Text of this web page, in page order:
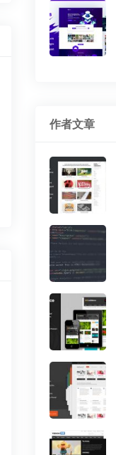
Voxis 响应式新闻杂志型
WordPress主题[1.1]
作者文章